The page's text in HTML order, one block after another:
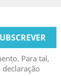
Para tal,